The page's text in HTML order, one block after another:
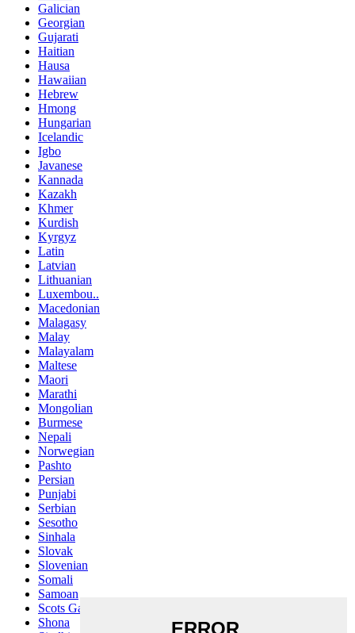
Galician
Georgian
Gujarati
Haitian
Hausa
Hawaiian
Hebrew
Hmong
Hungarian
Icelandic
Igbo
Javanese
Kannada
Kazakh
Khmer
Kurdish
Kyrgyz
Latin
Latvian
Lithuanian
Luxembou..
Macedonian
Malagasy
Malay
Malayalam
Maltese
Maori
Marathi
Mongolian
Burmese
Nepali
Norwegian
Pashto
Persian
Punjabi
Serbian
Sesotho
Sinhala
Slovak
Slovenian
Somali
Samoan
Scots Gaelic
Shona